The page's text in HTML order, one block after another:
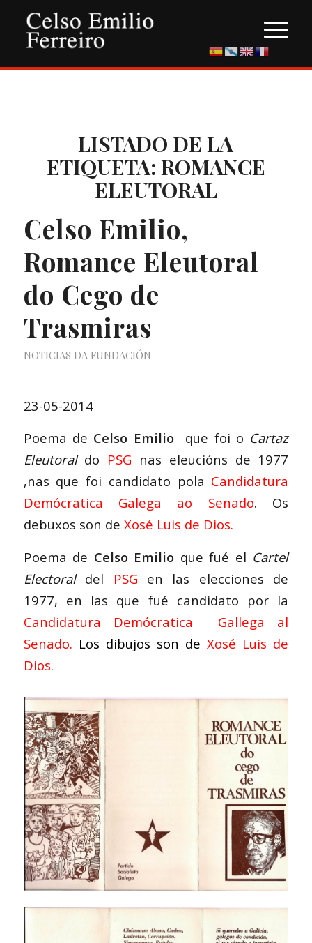
LISTADO DE LA
ETIQUETA: ROMANCE
ELEUTORAL
Celso Emilio,
Romance Eleutoral
do Cego de
Trasmiras
NOTICIAS DA FUNDACIÓN
23-05-2014
Poema de Celso Emilioque foi o Cartaz
Eleutoral do PSG nas eleucións de 1977
,nas que foi candidato pola Candidatura
Demócratica Galega ao Senado. Os
debuxos son de Xosé Luis de Dios.
Poema de Celso Emilio que fué el Cartel
Electoraldel PSG en las elecciones de
1977, en las que fué candidato por la
Candidatura Demócratica Gallega al
Senado. Los dibujos son deXosé Luis de
Dios.